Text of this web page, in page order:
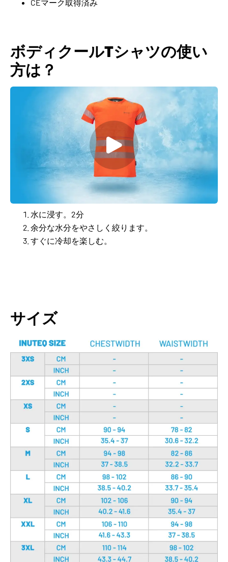
CEマーク取得済み
ボディクールTシャツの使い
方は？
水に浸す。2分
余分な水分をやさしく絞ります。
すぐに冷却を楽しむ。
サイズ